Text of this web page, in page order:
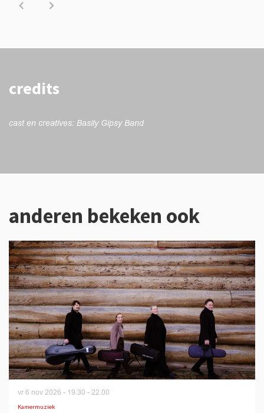
credits
cast en creatives: Basily Gipsy Band
anderen bekeken ook
Kamermuziek
vr 6 nov 2026 - 19.30 - 22.00